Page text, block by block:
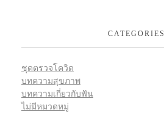
CATEGORIES
ชุดตรวจโควิด
บทความสุขภาพ
บทความเกี่ยวกับฟัน
ไม่มีหมวดหมู่